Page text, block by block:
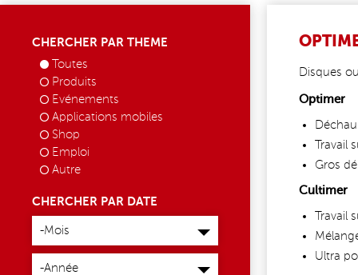
CHERCHER PAR THEME
Toutes
Produits
Evénements
Applications mobiles
Shop
Emploi
Autre
CHERCHER PAR DATE
Mois
-Mois
Année
-Année
Disques
Optimer
Travail
Gros
Cultimer
Ultra